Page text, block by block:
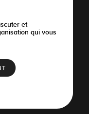
et
qui vous